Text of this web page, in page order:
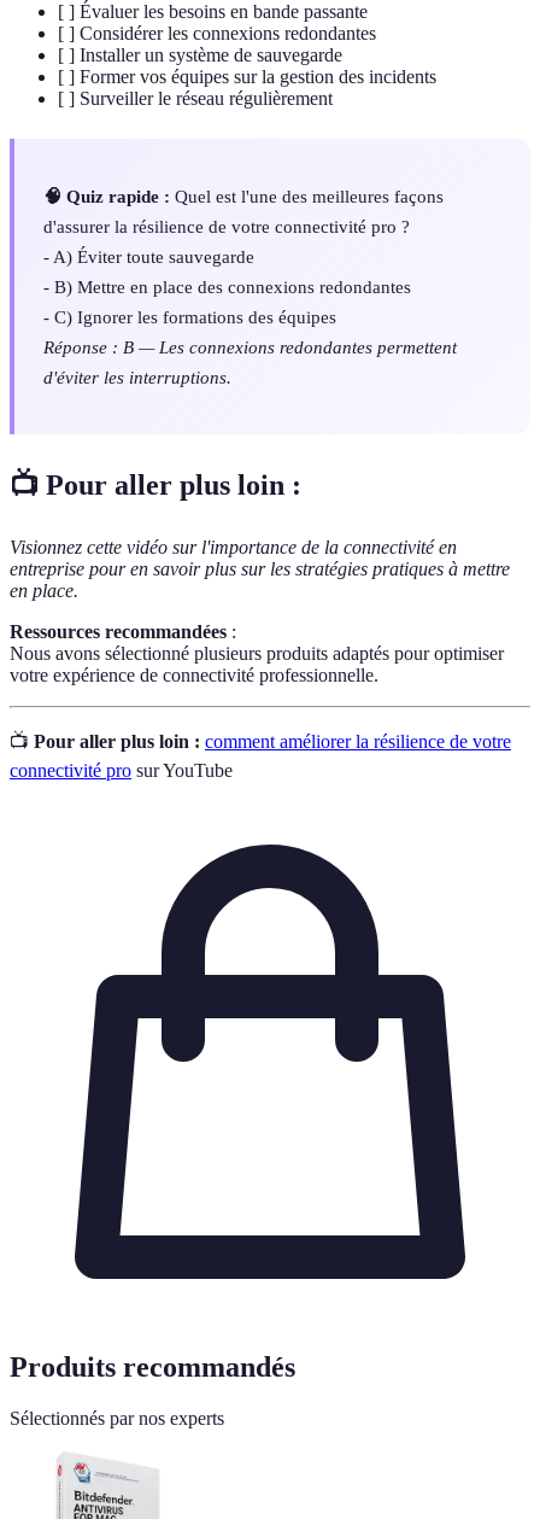
[ ] Évaluer les besoins en bande passante
[ ] Considérer les connexions redondantes
[ ] Installer un système de sauvegarde
[ ] Former vos équipes sur la gestion des incidents
[ ] Surveiller le réseau régulièrement
🧠 Quiz rapide : Quel est l'une des meilleures façons
d'assurer la résilience de votre connectivité pro ?
- A) Éviter toute sauvegarde
- B) Mettre en place des connexions redondantes
- C) Ignorer les formations des équipes
Réponse : B — Les connexions redondantes permettent
d'éviter les interruptions.
📺 Pour aller plus loin :
Visionnez cette vidéo sur l'importance de la connectivité en
entreprise pour en savoir plus sur les stratégies pratiques à mettre
en place.
Ressources recommandées :
Nous avons sélectionné plusieurs produits adaptés pour optimiser
votre expérience de connectivité professionnelle.
📺 Pour aller plus loin : comment améliorer la résilience de votre
connectivité pro sur YouTube
Produits recommandés
Sélectionnés par nos experts